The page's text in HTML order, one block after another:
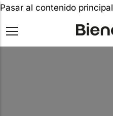
Pasar al contenido principal